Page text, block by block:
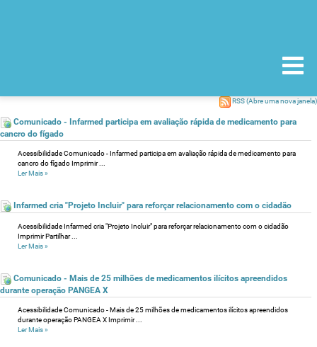
RSS(Abre uma nova janela)
Comunicado - Infarmed participa em avaliação rápida de medicamento para
cancro do fígado
Acessibilidade Comunicado - Infarmed participa em avaliação rápida de medicamento para
cancro do fígado Imprimir ...
Ler Mais»
Infarmed cria "Projeto Incluir" para reforçar relacionamento com o cidadão
Acessibilidade Infarmed cria "Projeto Incluir" para reforçar relacionamento com o cidadão
Imprimir Partilhar ...
Ler Mais»
Comunicado - Mais de 25 milhões de medicamentos ilícitos apreendidos
durante operação PANGEA X
Acessibilidade Comunicado - Mais de 25 milhões de medicamentos ilícitos apreendidos
durante operação PANGEA X Imprimir ...
Ler Mais»